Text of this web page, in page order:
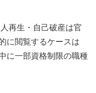
再生・自己破産は官
に閲覧するケースは
に一部資格制限の職種